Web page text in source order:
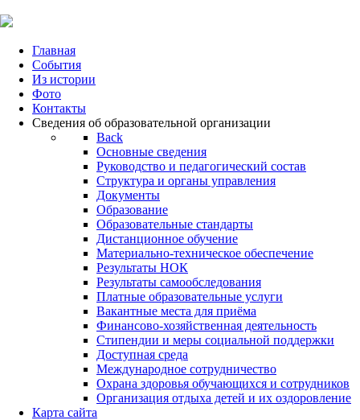
Главная
События
Из истории
Фото
Контакты
Сведения об образовательной организации
Back
Основные сведения
Руководство и педагогический состав
Структура и органы управления
Документы
Образование
Образовательные стандарты
Дистанционное обучение
Материально-техническое обеспечение
Результаты НОК
Результаты самообследования
Платные образовательные услуги
Вакантные места для приёма
Финансово-хозяйственная деятельность
Стипендии и меры социальной поддержки
Доступная среда
Международное сотрудничество
Охрана здоровья обучающихся и сотрудников
Организация отдыха детей и их оздоровление
Карта сайта